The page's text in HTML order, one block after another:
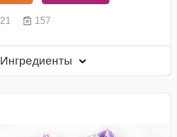
21 157
Ингредиенты